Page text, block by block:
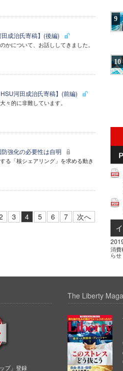
成治氏寄稿】(後編)
について、お話ししてきました。
河田成治氏寄稿】(前編)
的に非難しています。
強化の必要性は自明
る「核シェアリング」を求める動き
3 4 5 6 7 次へ
9
10
消費
らせ
プ」登録
The Liberty